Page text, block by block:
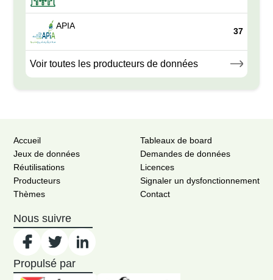
APIA
37
Voir toutes les producteurs de données
Accueil
Jeux de données
Réutilisations
Producteurs
Thèmes
Tableaux de board
Demandes de données
Licences
Signaler un dysfonctionnement
Contact
Nous suivre
Propulsé par